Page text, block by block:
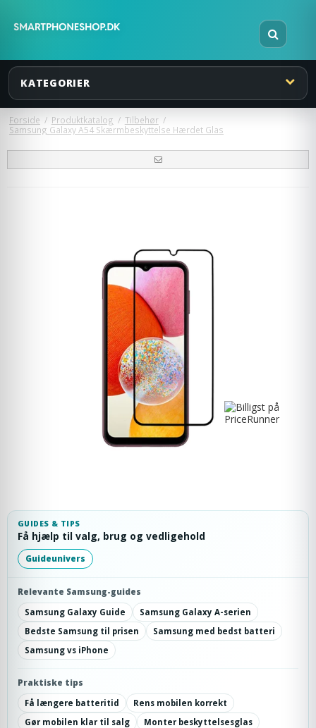
KATEGORIER
Forside / Produktkatalog / Tilbehør /
Samsung Galaxy A54 Skærmbeskyttelse Hærdet Glas
GUIDES & TIPS
Få hjælp til valg, brug og vedligehold
Guideunivers
Relevante Samsung-guides
Samsung Galaxy Guide
Samsung Galaxy A-serien
Bedste Samsung til prisen
Samsung med bedst batteri
Samsung vs iPhone
Praktiske tips
Få længere batteritid
Rens mobilen korrekt
Gør mobilen klar til salg
Monter beskyttelsesglas